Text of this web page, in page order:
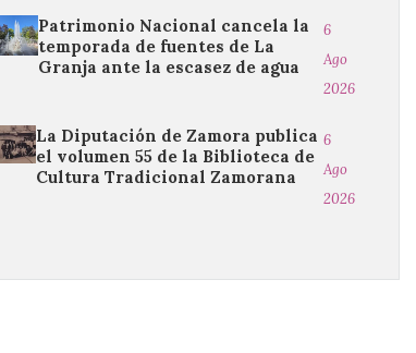
Patrimonio Nacional cancela la
temporada de fuentes de La
Granja ante la escasez de agua
6
Ago
2026
La Diputación de Zamora publica
el volumen 55 de la Biblioteca de
Cultura Tradicional Zamorana
6
Ago
2026